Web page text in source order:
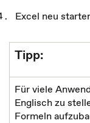
Excel neu
Tipp:
Für viele
Englisch zu
Formeln